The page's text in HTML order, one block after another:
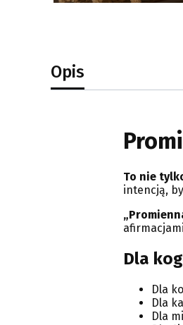
Opis
To nie
intencją,
Dla
Dla
Dla
Dla